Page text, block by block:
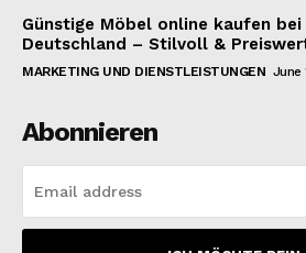
Günstige Möbel online kaufen bei
Deutschland – Stilvoll &
MARKETING UND DIENSTLEISTUNGEN June
Abonnieren